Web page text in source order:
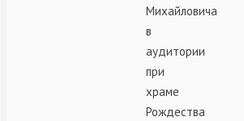
Михайловича
в
аудитории
при
храме
Рождества